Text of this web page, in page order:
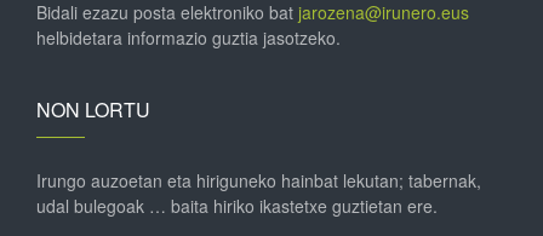
Bidali ezazu posta elektroniko bat jarozena@irunero.eus
helbidetara informazio guztia jasotzeko.
NON LORTU
Irungo auzoetan eta hiriguneko hainbat lekutan; tabernak,
udal bulegoak … baita hiriko ikastetxe guztietan ere.